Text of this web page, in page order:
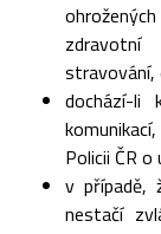
zdravotní
stravování,
dochází-li
Policii ČR
v případě,
nestačí